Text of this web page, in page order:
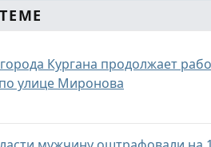
Кургана продолжает
улице Миронова